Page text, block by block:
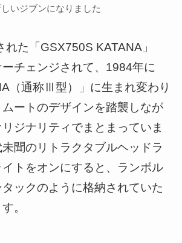
いジブンになりました
た「GSX750S KATANA」
チェンジされて、1984年に
（通称Ⅲ型）」に生まれ変わり
ムートのデザインを踏襲しなが
ジナリティでまとまっていま
聞のリトラクタブルヘッドラ
トをオンにすると、ランボル
ックのように格納されていた
。